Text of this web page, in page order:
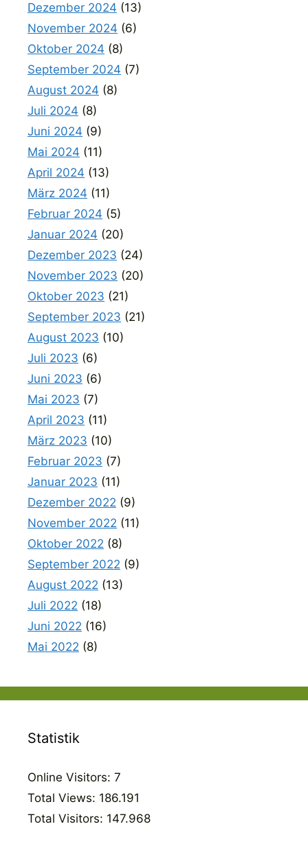
Dezember 2024 (13)
November 2024 (6)
Oktober 2024 (8)
September 2024 (7)
August 2024 (8)
Juli 2024 (8)
Juni 2024 (9)
Mai 2024 (11)
April 2024 (13)
März 2024 (11)
Februar 2024 (5)
Januar 2024 (20)
Dezember 2023 (24)
November 2023 (20)
Oktober 2023 (21)
September 2023 (21)
August 2023 (10)
Juli 2023 (6)
Juni 2023 (6)
Mai 2023 (7)
April 2023 (11)
März 2023 (10)
Februar 2023 (7)
Januar 2023 (11)
Dezember 2022 (9)
November 2022 (11)
Oktober 2022 (8)
September 2022 (9)
August 2022 (13)
Juli 2022 (18)
Juni 2022 (16)
Mai 2022 (8)
Statistik
Online Visitors: 7
Total Views: 186.191
Total Visitors: 147.968